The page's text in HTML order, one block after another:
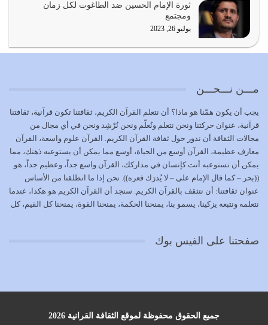
بحبل الله جميعاً وليس كل…
يوليو 22, 2026
المُلك كله لله تعالى يؤتيه من يشاء وينزعه ممن يشاء ويعز من
كل زمان…
يوليو 19, 2026
الوظيفة عبارة عن مسؤولية يجب النهوض بها كما ينبغي لكي
تتحقق الحقوق للجميع
يوليو 18, 2026
بعض صفات المتقين {الصَّابِرِينَ وَالصَّادِقِينَ وَالْقَانِتِينَ
يوليو 17, 2026
ثورة الإمام الحسين ضد الطاغوت لكل زمان
ومجتمع
يوليو 26, 2023
مـــن نـــحـــن
يجب أن يكون همّنا هو ماذا؟ أن نتعلم القرآن الكريم، ثقافتنا تكون قرآنية، ثقافتنا
قرآنية، عنوان حركتنا ونحن نتعلم ونُعلّم ونحن نُرْشِد ونحن في أي مجال من
مجالات الثقافة أن ندور حول ثقافة القرآن الكريم. القرآن علوم واسعة، القرآن
معارف عظيمة، القرآن أوسع من الحياة، أوسع مما يمكن أن يستوعبه ذهنك، مما
يمكن أن تستوعبه أنت كإنسان في مداركك، القرآن واسع جداً، وعظيم جداً، هو
((بحر – كما قال الإمام علي – لا يُدرَك قعره)). نحن إذا ما انطلقنا من الأساس
عنوان ثقافتنا: أن نتثقف بالقرآن الكريم. سنجد أن القرآن الكريم هو هكذا، عندما
نتعلمه ونتبعه يزكينا، يسمو بنا، يمنحنا الحكمة، يمنحنا القوة، يمنحنا كل القيم، كل
بمستوى أن نثقف الآخرين بالقرآن الكريم، وأن نتثقف بثقافة القرآن الكريم
رصات من الكتب، رصّات من الكتب في الحديث في التفسير في الفقه في فنون
أخرى، لكن كم تجد داخلها من ضلال، كم تجد أنها تنسف الإنسان أنه حتى لا يبقى
صفحتنا على الفيس بوك
جميع الحقوق محفوظة لموقع الثقافة القرانية 2026